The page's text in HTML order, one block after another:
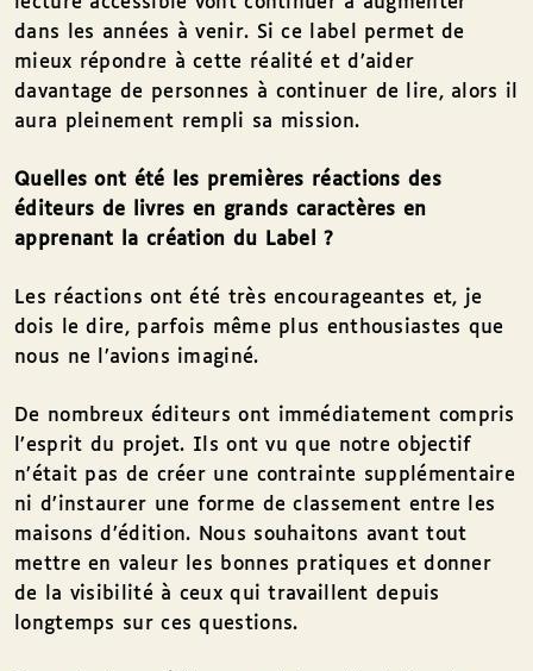
dans les années à venir. Si ce label permet de
mieux répondre à cette réalité et d’aider
davantage de personnes à continuer de lire, alors il
aura pleinement rempli sa mission.
Quelles ont été les premières réactions des
éditeurs de livres en grands caractères en
apprenant la création du Label ?
Les réactions ont été très encourageantes et, je
dois le dire, parfois même plus enthousiastes que
nous ne l’avions imaginé.
De nombreux éditeurs ont immédiatement compris
l’esprit du projet. Ils ont vu que notre objectif
n’était pas de créer une contrainte supplémentaire
ni d’instaurer une forme de classement entre les
maisons d’édition. Nous souhaitons avant tout
mettre en valeur les bonnes pratiques et donner
de la visibilité à ceux qui travaillent depuis
longtemps sur ces questions.